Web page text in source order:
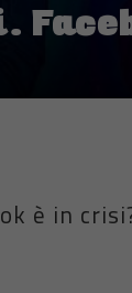
è in